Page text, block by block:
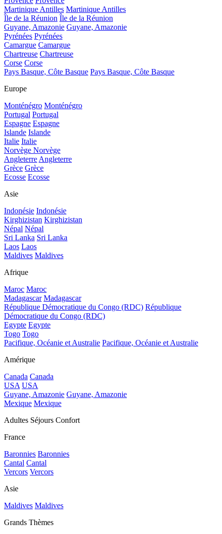
Martinique Antilles Martinique Antilles
Île de la Réunion Île de la Réunion
Guyane, Amazonie Guyane, Amazonie
Pyrénées Pyrénées
Camargue Camargue
Chartreuse Chartreuse
Corse Corse
Pays Basque, Côte Basque Pays Basque, Côte Basque
Europe
Monténégro Monténégro
Portugal Portugal
Espagne Espagne
Islande Islande
Italie Italie
Norvège Norvège
Angleterre Angleterre
Grèce Grèce
Ecosse Ecosse
Asie
Indonésie Indonésie
Kirghizistan Kirghizistan
Népal Népal
Sri Lanka Sri Lanka
Laos Laos
Maldives Maldives
Afrique
Maroc Maroc
Madagascar Madagascar
République Démocratique du Congo (RDC) République
Démocratique du Congo (RDC)
Egypte Egypte
Togo Togo
Pacifique, Océanie et Australie Pacifique, Océanie et Australie
Amérique
Canada Canada
USA USA
Guyane, Amazonie Guyane, Amazonie
Mexique Mexique
Adultes Séjours Confort
France
Baronnies Baronnies
Cantal Cantal
Vercors Vercors
Asie
Maldives Maldives
Grands Thèmes